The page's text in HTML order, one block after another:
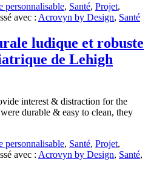
personnalisable, Santé, Projet,
avec : Acrovyn by Design, Santé
ludique et robuste
de Lehigh
interest & distraction for the
durable & easy to clean, they
personnalisable, Santé, Projet,
avec : Acrovyn by Design, Santé,